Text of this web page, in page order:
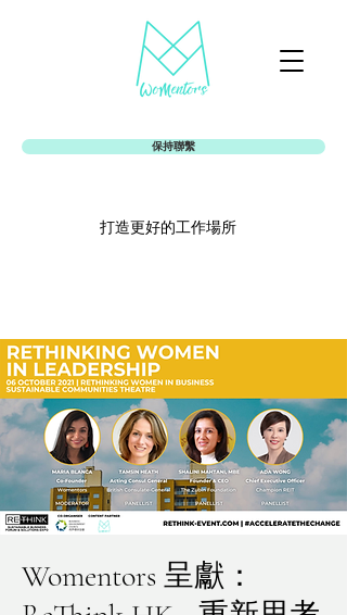
保持聯繫
打造更好的工作場所
Womentors女娘社
Womentors 呈獻：